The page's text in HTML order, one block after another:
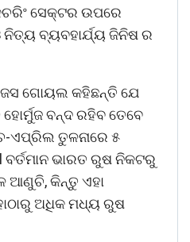
ସେକ୍ଟର ଉପରେ
ବ୍ୟବହାର୍ଯ୍ୟ ଜିନିଷ ର
ଗୋୟଲ କହିଛନ୍ତି ଯେ
ବନ୍ଦ ରହିବ ତେବେ
ଏପ୍ରିଲ ତୁଳନାରେ ୫
ଭାରତ ରୁଷ ନିକଟରୁ
ଆଣୁଚି, କିନ୍ତୁ ଏହା
ଅଧିକ ମଧ୍ୟ ରୁଷ